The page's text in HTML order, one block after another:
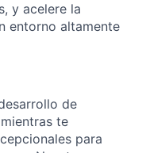
y acelere la
entorno altamente
de
te
para